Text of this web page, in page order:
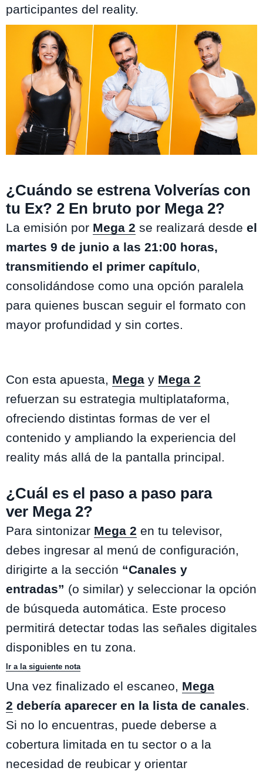
participantes del reality.
¿Cuándo se estrena Volverías con
tu Ex? 2 En bruto por Mega 2?
La emisión por Mega 2 se realizará desde el
martes 9 de junio a las 21:00 horas,
transmitiendo el primer capítulo
consolidándose como una opción paralela
para quienes buscan seguir el formato con
mayor profundidad y sin cortes.
Con esta apuesta, Mega y Mega 2
refuerzan su estrategia multiplataforma,
ofreciendo distintas formas de ver el
contenido y ampliando la experiencia del
reality más allá de la pantalla principal.
¿Cuál es el paso a paso para
ver Mega 2?
Para sintonizar Mega 2 en tu televisor,
debes ingresar al menú de configuración,
dirigirte a la sección “Canales y
entradas” (o similar) y seleccionar la opción
de búsqueda automática. Este proceso
permitirá detectar todas las señales digitales
disponibles en tu zona.
Ir a la siguiente nota
Una vez finalizado el escaneo, Mega
2 debería aparecer en la lista de canales
Si no lo encuentras, puede deberse a
cobertura limitada en tu sector o a la
necesidad de reubicar y orientar